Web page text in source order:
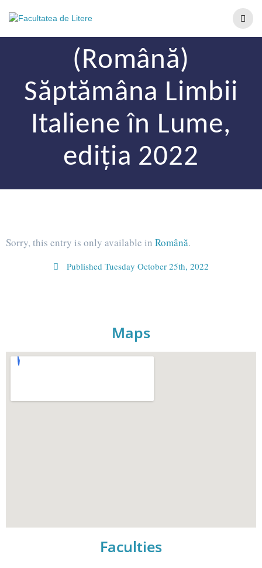
(Română)
Săptămâna Limbii
Italiene în Lume,
ediția 2022
Sorry, this entry is only available in Română.
Published Tuesday October 25th, 2022
Maps
Faculties